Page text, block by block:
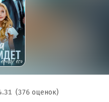
(376 оценок)